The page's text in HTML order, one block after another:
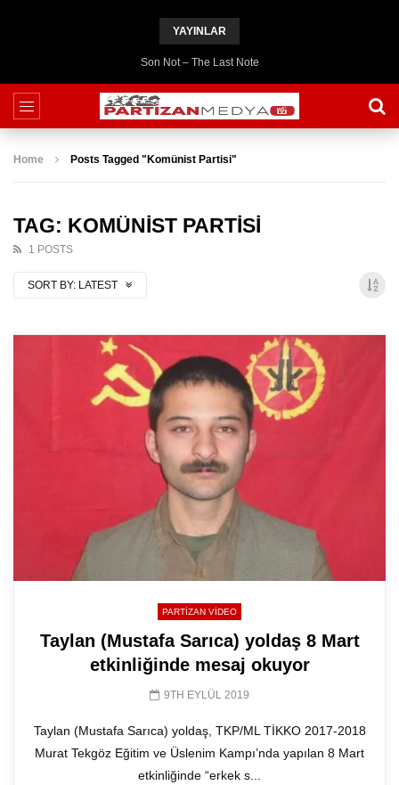
YAYINLAR
Son Not – The Last Note
Home Posts Tagged "Komünist Partisi"
TAG: KOMÜNIST PARTISI
1 POSTS
SORT BY: LATEST
PARTIZAN VIDEO
Taylan (Mustafa Sarıca) yoldaş 8 Mart
etkinliğinde mesaj okuyor
9TH EYLÜL 2019
Taylan (Mustafa Sarıca) yoldaş, TKP/ML TİKKO 2017-2018
Murat Tekgöz Eğitim ve Üslenim Kampı’nda yapılan 8 Mart
etkinliğinde “erkek s...